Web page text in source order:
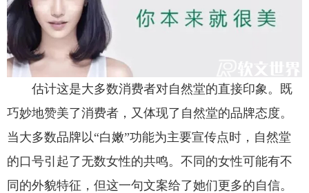
估计这是大多数消费者对自然堂的直接印象。既
巧妙地赞美了消费者，又体现了自然堂的品牌态度。
当大多数品牌以“白嫩”功能为主要宣传点时，自然堂
的口号引起了无数女性的共鸣。不同的女性可能有不
同的外貌特征，但这一句文案给了她们更多的自信。